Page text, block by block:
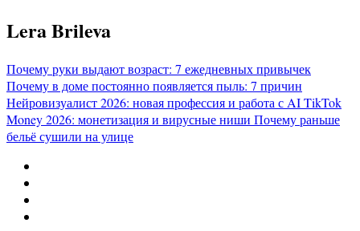
Перейти
к
Lera Brileva
Почему руки выдают возраст: 7 ежедневных привычек
Почему в доме постоянно появляется пыль: 7 причин
Нейровизуалист 2026: новая профессия и работа с AITikTok
Money 2026: монетизация и вирусные ниши Почему раньше
бельё сушили на улице